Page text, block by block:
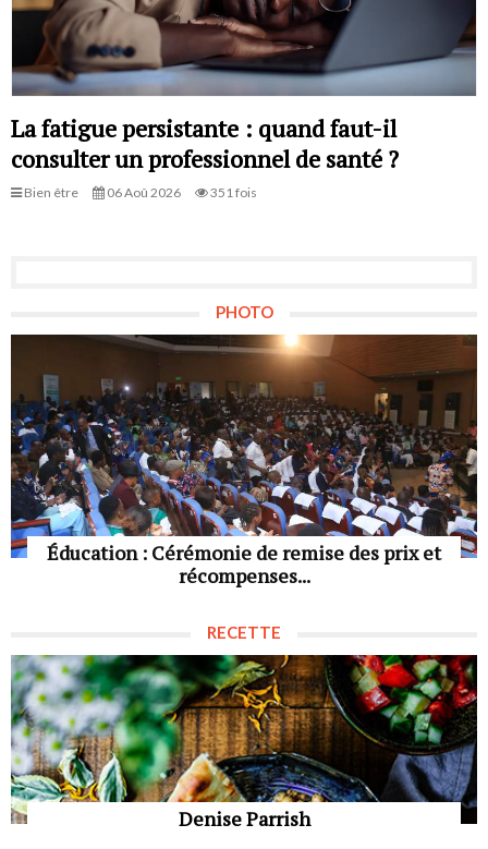
La fatigue persistante : quand faut-il
consulter un professionnel de santé ?
Bien être 06 Aoû 2026 351 fois
PHOTO
Éducation : Cérémonie de remise des prix et
récompenses...
RECETTE
Denise Parrish